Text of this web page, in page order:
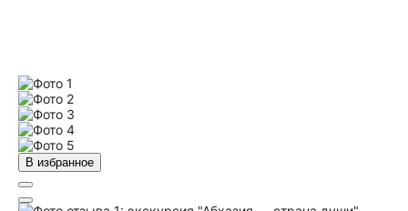
В избранное